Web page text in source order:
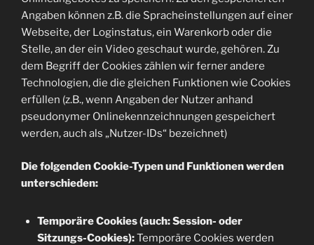
Angaben können z.B. die Spracheinstellungen auf einer
Webseite, der Loginstatus, ein Warenkorb oder die
Stelle, an der ein Video geschaut wurde, gehören. Zu
dem Begriff der Cookies zählen wir ferner andere
Technologien, die die gleichen Funktionen wie Cookies
erfüllen (z.B., wenn Angaben der Nutzer anhand
pseudonymer Onlinekennzeichnungen gespeichert
werden, auch als „Nutzer-IDs“ bezeichnet)
Die folgenden Cookie-Typen und Funktionen werden
unterschieden:
Temporäre Cookies (auch: Session- oder
Sitzungs-Cookies):Temporäre Cookies werden